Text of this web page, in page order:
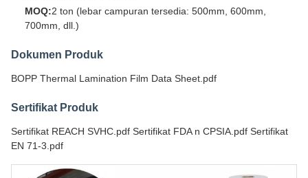
MOQ:2 ton (lebar campuran tersedia: 500mm, 600mm,
700mm, dll.)
Dokumen Produk
BOPP Thermal Lamination Film Data Sheet.pdf
Sertifikat Produk
Sertifikat REACH SVHC.pdf Sertifikat FDA n CPSIA.pdf Sertifikat
EN 71-3.pdf